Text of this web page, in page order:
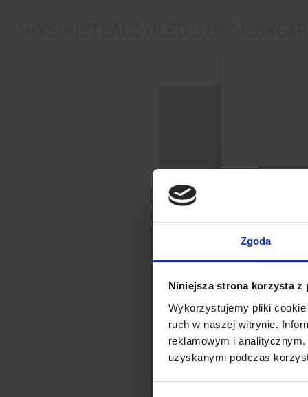
Zgoda
Niniejsza strona korzysta z
Wykorzystujemy pliki
ruch w naszej witrynie.
reklamowym i
uzyskanymi podczas